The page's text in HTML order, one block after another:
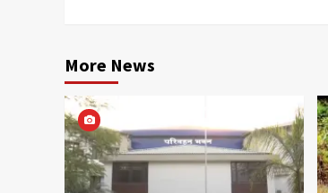
More News